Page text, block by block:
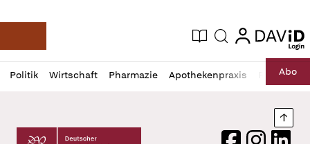
Deutsche Apotheker Zeitung
Aktuelle Ausgabe
Suche login
login
Politik Wirtschaft Pharmazie Apothekenpraxis RechtAbo
Profil
öffnen
Daz
Pur
Deutscher Apotheker Verlag Logo
FacebookInstagram